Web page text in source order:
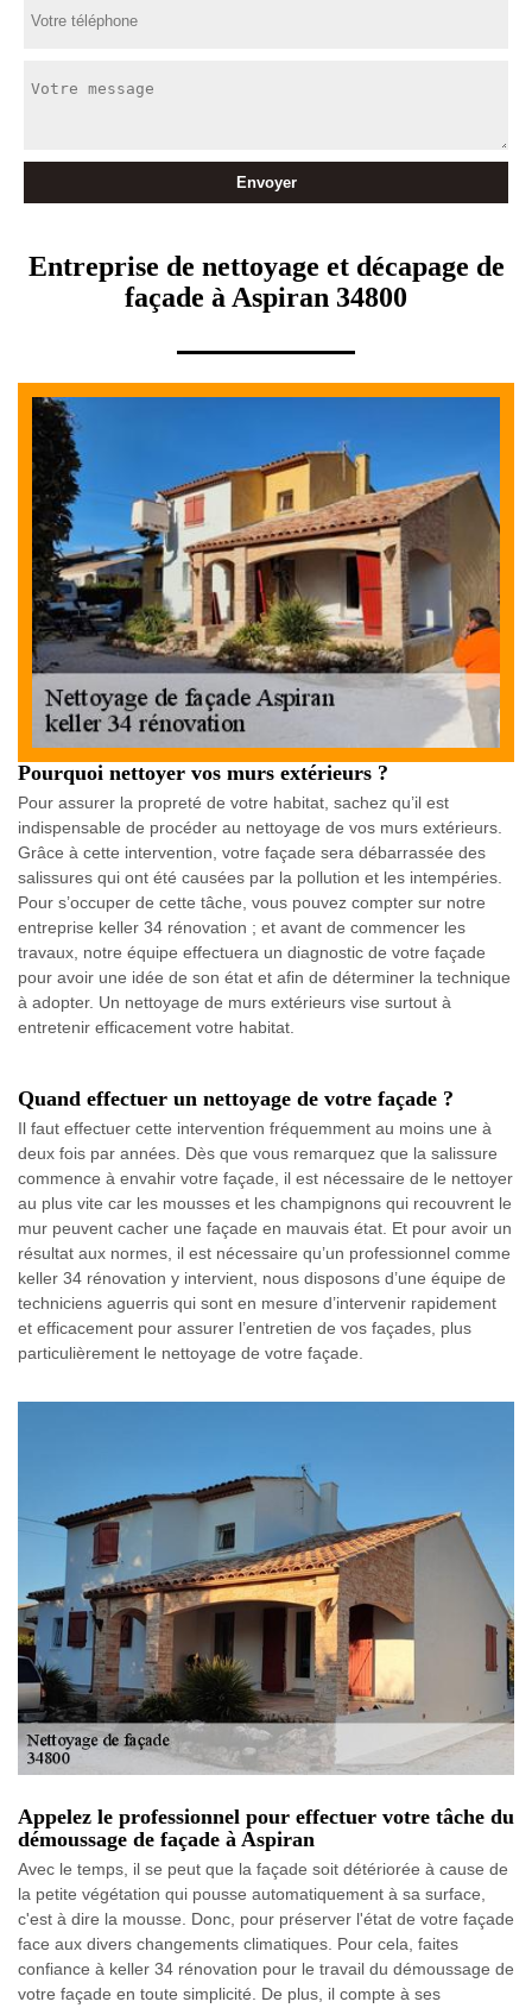
Entreprise de nettoyage et décapage de
façade à Aspiran 34800
Pourquoi nettoyer vos murs extérieurs ?
Pour assurer la propreté de votre habitat, sachez qu’il est
indispensable de procéder au nettoyage de vos murs extérieurs.
Grâce à cette intervention, votre façade sera débarrassée des
salissures qui ont été causées par la pollution et les intempéries.
Pour s’occuper de cette tâche, vous pouvez compter sur notre
entreprise keller 34 rénovation ; et avant de commencer les
travaux, notre équipe effectuera un diagnostic de votre façade
pour avoir une idée de son état et afin de déterminer la technique
à adopter. Un nettoyage de murs extérieurs vise surtout à
entretenir efficacement votre habitat.
Quand effectuer un nettoyage de votre façade ?
Il faut effectuer cette intervention fréquemment au moins une à
deux fois par années. Dès que vous remarquez que la salissure
commence à envahir votre façade, il est nécessaire de le nettoyer
au plus vite car les mousses et les champignons qui recouvrent le
mur peuvent cacher une façade en mauvais état. Et pour avoir un
résultat aux normes, il est nécessaire qu’un professionnel comme
keller 34 rénovation y intervient, nous disposons d’une équipe de
techniciens aguerris qui sont en mesure d’intervenir rapidement
et efficacement pour assurer l’entretien de vos façades, plus
particulièrement le nettoyage de votre façade.
Appelez le professionnel pour effectuer votre tâche du
démoussage de façade à Aspiran
Avec le temps, il se peut que la façade soit détériorée à cause de
la petite végétation qui pousse automatiquement à sa surface,
c'est à dire la mousse. Donc, pour préserver l'état de votre façade
face aux divers changements climatiques. Pour cela, faites
confiance à keller 34 rénovation pour le travail du démoussage de
votre façade en toute simplicité. De plus, il compte à ses